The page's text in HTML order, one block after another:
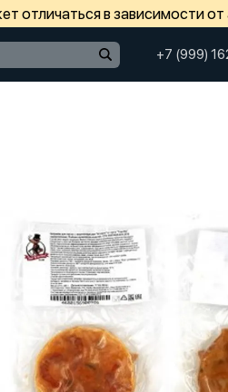
отличаться в зависимости
+7 (999)